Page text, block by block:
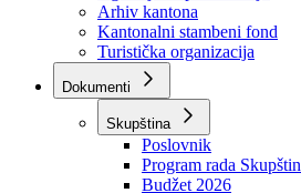
BPK šume
RTV BPK
Agencija za privatizaciju
Arhiv kantona
Kantonalni stambeni fond
Turistička organizacija
Dokumenti
Skupština